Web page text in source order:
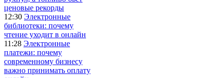
ценовые рекорды
12:30 Электронные
библиотеки: почему
чтение уходит в онлайн
11:28 Электронные
платежи: почему
современному бизнесу
важно принимать оплату